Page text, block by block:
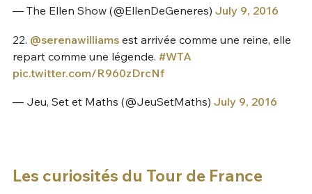
— The Ellen Show (@EllenDeGeneres) July 9, 2016
22. @serenawilliamsest arrivée comme une reine, elle
repart comme une légende. #WTA
pic.twitter.com/R960zDrcNf
— Jeu, Set et Maths (@JeuSetMaths) July 9, 2016
Les curiosités du Tour de France